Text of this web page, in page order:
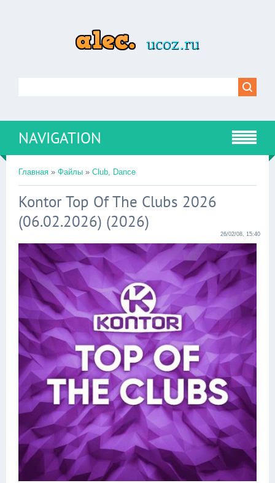
NAVIGATION
Главная » Файлы » Club, Dance
Kontor Top Of The Clubs 2026
(06.02.2026) (2026)
26/02/08, 15:40